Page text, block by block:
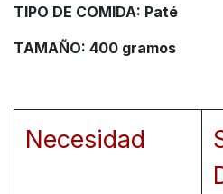
TIPO DE COMIDA: Paté
TAMAÑO: 400 gramos
Necesidad